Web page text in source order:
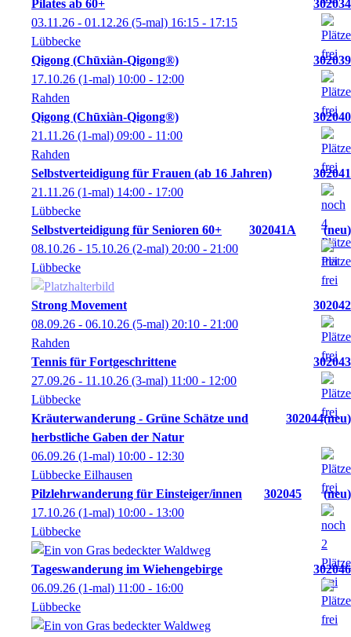
Pilates ab 60+
302034
03.11.26 - 01.12.26 (5-mal) 16:15 - 17:15
Lübbecke
Qigong (Chūxiàn-Qigong®)
302039
17.10.26 (1-mal) 10:00 - 12:00
Rahden
Qigong (Chūxiàn-Qigong®)
302040
21.11.26 (1-mal) 09:00 - 11:00
Rahden
Selbstverteidigung für Frauen (ab 16 Jahren)
302041
21.11.26 (1-mal) 14:00 - 17:00
Lübbecke
Selbstverteidigung für Senioren 60+
302041A
neu
08.10.26 - 15.10.26 (2-mal) 20:00 - 21:00
Lübbecke
Strong Movement
302042
08.09.26 - 06.10.26 (5-mal) 20:10 - 21:00
Rahden
Tennis für Fortgeschrittene
302043
27.09.26 - 11.10.26 (3-mal) 11:00 - 12:00
Lübbecke
Kräuterwanderung - Grüne Schätze und
herbstliche Gaben der Natur
302044 neu
06.09.26 (1-mal) 10:00 - 12:30
Lübbecke Eilhausen
Pilzlehrwanderung für Einsteiger/innen
302045
neu
17.10.26 (1-mal) 10:00 - 13:00
Lübbecke
Tageswanderung im Wiehengebirge
302046
06.09.26 (1-mal) 11:00 - 16:00
Lübbecke